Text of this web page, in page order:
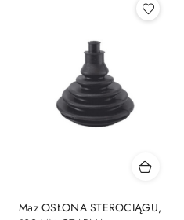
Maz OSŁONA STEROCIĄGU,